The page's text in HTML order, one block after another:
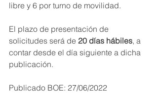
libre y 6 por turno de movilidad.
El plazo de presentación de
solicitudes será de 20 días hábiles, a
contar desde el día siguiente a dicha
publicación.
Publicado BOE: 27/06/2022